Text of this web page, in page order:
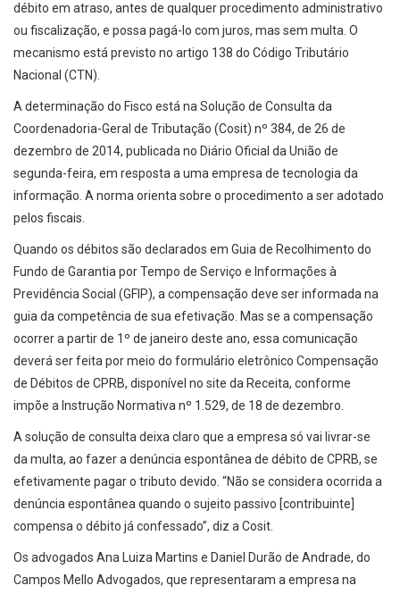
débito em atraso, antes de qualquer procedimento administrativo
ou fiscalização, e possa pagá-lo com juros, mas sem multa. O
mecanismo está previsto no artigo 138 do Código Tributário
Nacional (CTN).
A determinação do Fisco está na Solução de Consulta da
Coordenadoria-Geral de Tributação (Cosit) nº 384, de 26 de
dezembro de 2014, publicada no Diário Oficial da União de
segunda-feira, em resposta a uma empresa de tecnologia da
informação. A norma orienta sobre o procedimento a ser adotado
pelos fiscais.
Quando os débitos são declarados em Guia de Recolhimento do
Fundo de Garantia por Tempo de Serviço e Informações à
Previdência Social (GFIP), a compensação deve ser informada na
guia da competência de sua efetivação. Mas se a compensação
ocorrer a partir de 1º de janeiro deste ano, essa comunicação
deverá ser feita por meio do formulário eletrônico Compensação
de Débitos de CPRB, disponível no site da Receita, conforme
impõe a Instrução Normativa nº 1.529, de 18 de dezembro.
A solução de consulta deixa claro que a empresa só vai livrar-se
da multa, ao fazer a denúncia espontânea de débito de CPRB, se
efetivamente pagar o tributo devido. “Não se considera ocorrida a
denúncia espontânea quando o sujeito passivo [contribuinte]
compensa o débito já confessado”, diz a Cosit.
Os advogados Ana Luiza Martins e Daniel Durão de Andrade, do
Campos Mello Advogados, que representaram a empresa na